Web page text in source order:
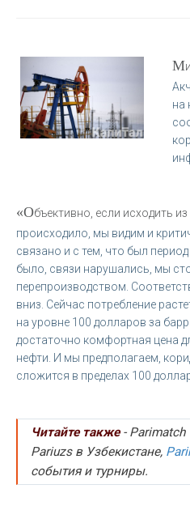
М
на
«Объективно, если исходить
происходило, мы видим и
связано и с тем, что был
было, связи нарушались, мы
перепроизводством.
вниз. Сейчас потребление
на уровне 100 долларов за
достаточно комфортная цена
нефти. И мы предполагаем,
сложится в пределах 100
Читайте также- Parimatch
Pariuzs в Узбекистане,
события и турниры.